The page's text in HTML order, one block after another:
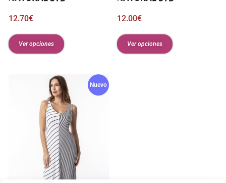
12.70€
Ver opciones
12.00€
Ver opciones
Nuevo